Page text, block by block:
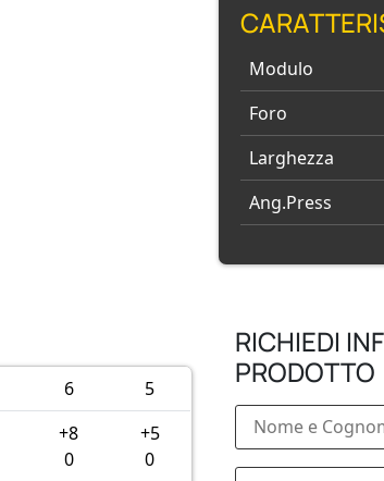
Modulo
Foro
Larghezza
Ang.Press
6
5
+8
0
+5
0
RICHIEDI
PRODOTTO